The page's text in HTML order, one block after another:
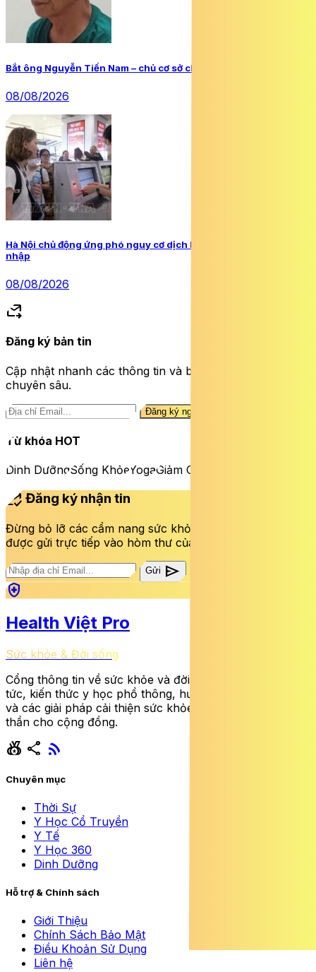
Bắt ông Nguyễn Tiến Nam – chủ cơ sở chữa bệnh bằng nước
08/08/2026
Hà Nội chủ động ứng phó nguy cơ dịch bệnh do virus Ebola xâm
nhập
08/08/2026
forward_to_inbox
Đăng ký bản tin
Cập nhật nhanh các thông tin và bài viết sức khỏe
chuyên sâu.
Đăng ký ngay
Từ khóa HOT
Dinh DưỡngSống KhỏeYogaGiảm Cân
mark_email_read Đăng ký nhận tin
Đừng bỏ lỡ các cẩm nang sức khỏe và bài viết mới nhất
được gửi trực tiếp vào hòm thư của bạn mỗi tuần.
Gửi send
health_and_safety
Health Việt Pro
Sức khỏe & Đời sống
Cổng thông tin về sức khỏe và đời sống cung cấp tin
tức, kiến thức y học phổ thông, hướng dẫn dinh dưỡng
và các giải pháp cải thiện sức khỏe thể chất lẫn tinh
thần cho cộng đồng.
social_leaderboard share rss_feed
Chuyên mục
Thời Sự
Y Học Cổ Truyền
Y Tế
Y Học 360
Dinh Dưỡng
Hỗ trợ & Chính sách
Giới Thiệu
Chính Sách Bảo Mật
Điều Khoản Sử Dụng
Liên hệ